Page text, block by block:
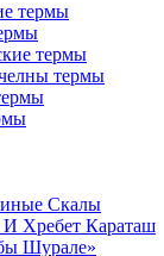
термы
термы
термы
Скалы
Хребет Караташ
Шурале»